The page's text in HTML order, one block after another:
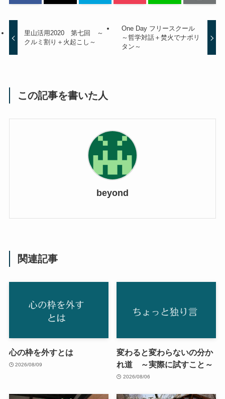
里山活用2020 第七回 ～
クルミ割り＋火起こし～
One Day フリースクール
～哲学対話＋焚火でナポリ
タン～
この記事を書いた人
beyond
関連記事
心の枠を外すとは
2026/08/09
変わると変わらないの分か
れ道 ～実際に試すこと～
2026/08/06